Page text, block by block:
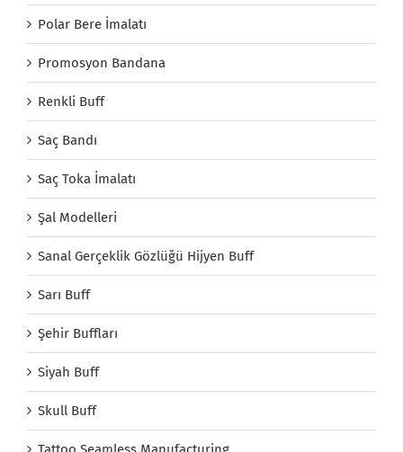
Polar Bere İmalatı
Promosyon Bandana
Renkli Buff
Saç Bandı
Saç Toka İmalatı
Şal Modelleri
Sanal Gerçeklik Gözlüğü Hijyen Buff
Sarı Buff
Şehir Buffları
Siyah Buff
Skull Buff